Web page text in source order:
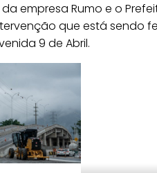
empresa Rumo e o
que está sendo
9 de Abril.